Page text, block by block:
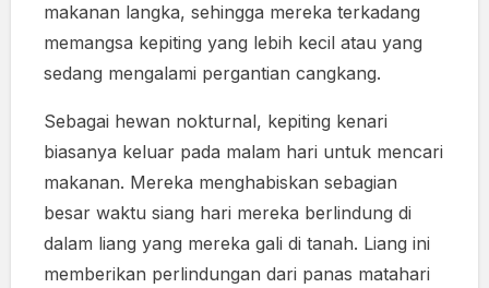
makanan langka, sehingga mereka terkadang
memangsa kepiting yang lebih kecil atau yang
sedang mengalami pergantian cangkang.
Sebagai hewan nokturnal, kepiting kenari
biasanya keluar pada malam hari untuk mencari
makanan. Mereka menghabiskan sebagian
besar waktu siang hari mereka berlindung di
dalam liang yang mereka gali di tanah. Liang ini
memberikan perlindungan dari panas matahari